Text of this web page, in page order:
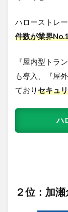
ハローストレ
件数が業界
『屋内型トラ
も導入、『屋
ておりセキュ
ハ
２位：加